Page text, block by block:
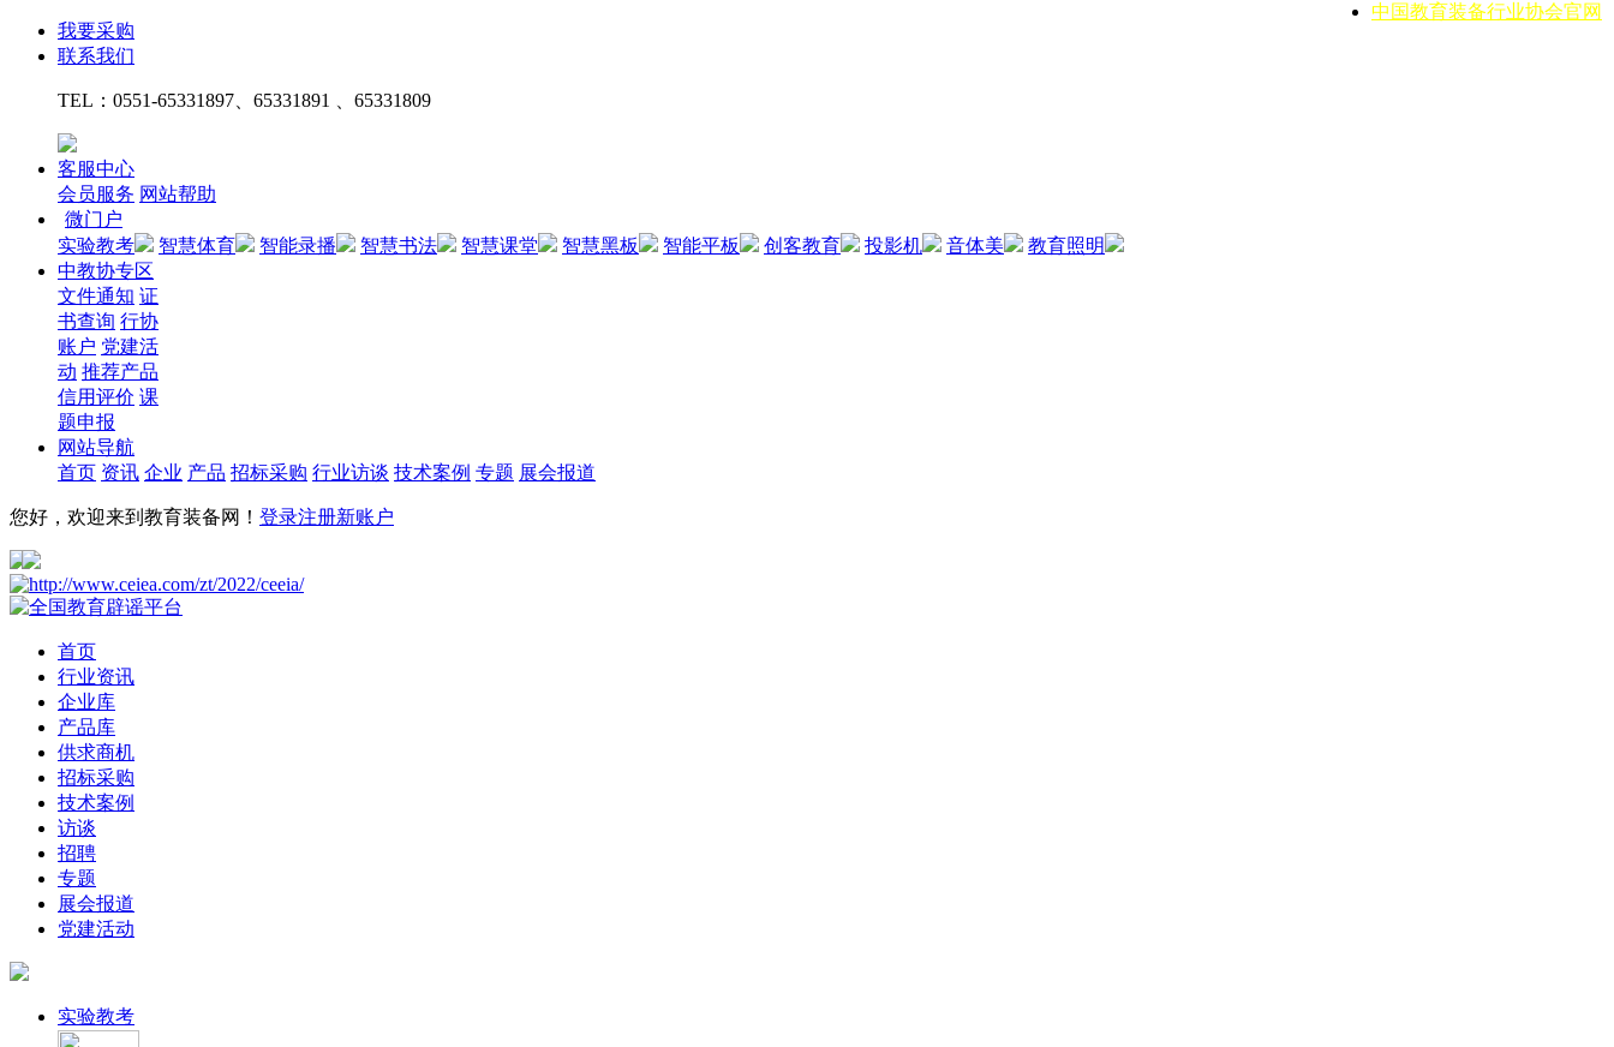
我要采购
联系我们
TEL： 0551-65331897、65331891 、65331809
客服中心
会员服务 网站帮助
微门户
实验教考
智慧体育 智能录播 智慧书法 智慧课堂 智慧黑板 智能平板 创客教育 投影机 音体美
教育照明
中教协专区
文件通知 证
书查询 行协
账户 党建活
动 推荐产品
信用评价 课
题申报
网站导航
首页 资讯 企业 产品 招标采购 行业访谈 技术案例 专题 展会报道
您好，欢迎来到教育装备网！ 登录注册新账户
首页
行业资讯
企业库
产品库
供求商机
招标采购
技术案例
访谈
招聘
专题
展会报道
党建活动
中国教育装备行业协会官网
实验教考